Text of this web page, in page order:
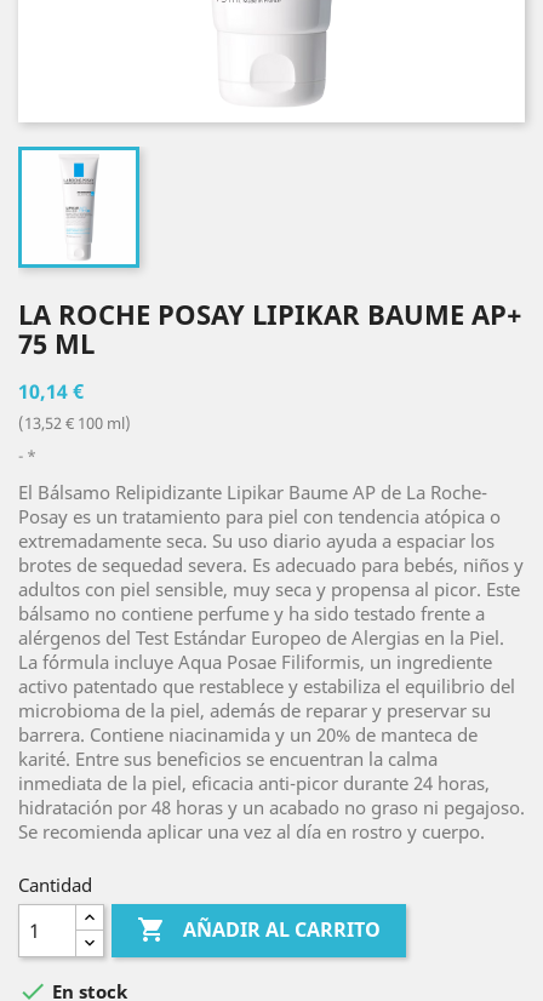
LA ROCHE POSAY LIPIKAR BAUME AP+
75 ML
10,14 €
(13,52 € 100 ml)
*
El Bálsamo Relipidizante Lipikar Baume AP de La Roche-
Posay es un tratamiento para piel con tendencia atópica o
extremadamente seca. Su uso diario ayuda a espaciar los
brotes de sequedad severa. Es adecuado para bebés, niños y
adultos con piel sensible, muy seca y propensa al picor. Este
bálsamo no contiene perfume y ha sido testado frente a
alérgenos del Test Estándar Europeo de Alergias en la Piel.
La fórmula incluye Aqua Posae Filiformis, un ingrediente
activo patentado que restablece y estabiliza el equilibrio del
microbioma de la piel, además de reparar y preservar su
barrera. Contiene niacinamida y un 20% de manteca de
karité. Entre sus beneficios se encuentran la calma
inmediata de la piel, eficacia anti-picor durante 24 horas,
hidratación por 48 horas y un acabado no graso ni pegajoso.
Se recomienda aplicar una vez al día en rostro y cuerpo.
Cantidad
 AÑADIR AL CARRITO
 En stock